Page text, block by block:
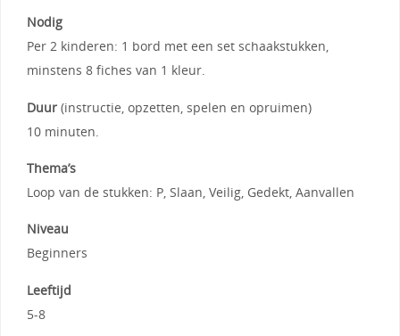
Nodig
Per 2 kinderen: 1 bord met een set schaakstukken,
minstens 8 fiches van 1 kleur.
Duur(instructie, opzetten, spelen en opruimen)
10 minuten.
Thema’s
Loop van de stukken: P, Slaan, Veilig, Gedekt, Aanvallen
Niveau
Beginners
Leeftijd
5-8